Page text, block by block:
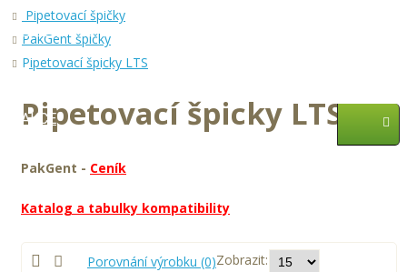
Služby
Zastupované firmy
AKCE
Pipetovací špičky
PakGent špičky
Pipetovací špicky LTS
Pipetovací špicky LTS
PakGent - Ceník
Katalog a tabulky kompatibility
Porovnání výrobku (0)Zobrazit: